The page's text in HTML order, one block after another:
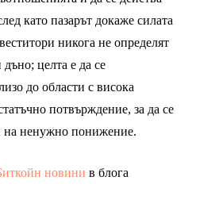
като пазарът докаже силата
никога не определят
целта е да се
до области с висока
потвърждение, за да се
на ненужно понижение.
новини в блога